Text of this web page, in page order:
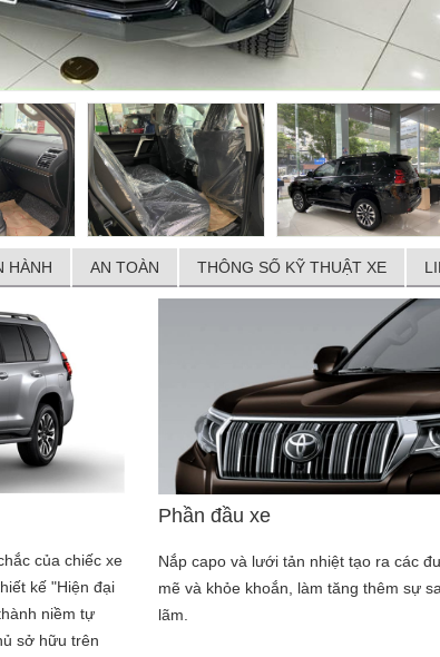
HÀNH AN TOÀN THÔNG SỐ KỸ THUẬT XE
của chiếc xe
kế "Hiện đại
niềm tự
sở hữu trên
Phần đầu xe
Nắp capo và lưới tản nhiệt tạo ra các
mẽ và khỏe khoắn, làm tăng thêm sự
lãm.